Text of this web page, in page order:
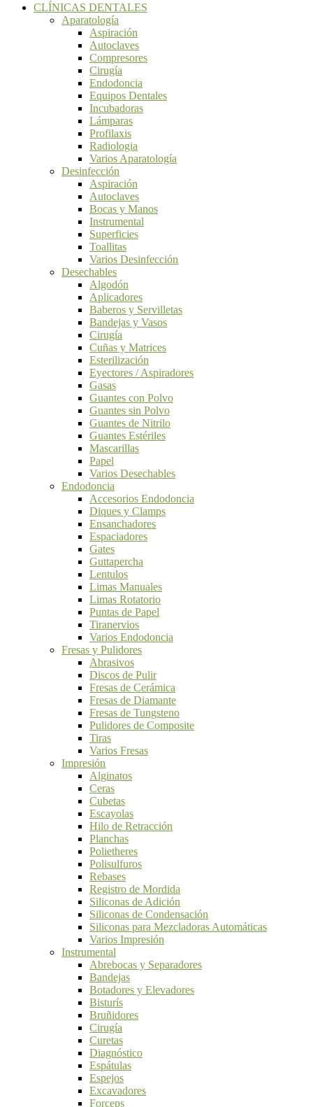
CLÍNICAS DENTALES
Aparatología
Aspiración
Autoclaves
Compresores
Cirugía
Endodoncia
Equipos Dentales
Incubadoras
Lámparas
Profilaxis
Radiologia
Varios Aparatología
Desinfección
Aspiración
Autoclaves
Bocas y Manos
Instrumental
Superficies
Toallitas
Varios Desinfección
Desechables
Algodón
Aplicadores
Baberos y Servilletas
Bandejas y Vasos
Cirugía
Cuñas y Matrices
Esterilización
Eyectores / Aspiradores
Gasas
Guantes con Polvo
Guantes sin Polvo
Guantes de Nitrilo
Guantes Estériles
Mascarillas
Papel
Varios Desechables
Endodoncia
Accesorios Endodoncia
Diques y Clamps
Ensanchadores
Espaciadores
Gates
Guttapercha
Lentulos
Limas Manuales
Limas Rotatorio
Puntas de Papel
Tiranervios
Varios Endodoncia
Fresas y Pulidores
Abrasivos
Discos de Pulir
Fresas de Cerámica
Fresas de Diamante
Fresas de Tungsteno
Pulidores de Composite
Tiras
Varios Fresas
Impresión
Alginatos
Ceras
Cubetas
Escayolas
Hilo de Retracción
Planchas
Polietheres
Polisulfuros
Rebases
Registro de Mordida
Siliconas de Adición
Siliconas de Condensación
Siliconas para Mezcladoras Automáticas
Varios Impresión
Instrumental
Abrebocas y Separadores
Bandejas
Botadores y Elevadores
Bisturís
Bruñidores
Cirugía
Curetas
Diagnóstico
Espátulas
Espejos
Excavadores
Forceps